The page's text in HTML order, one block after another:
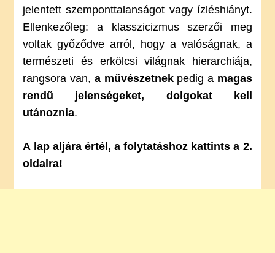
jelentett szemponttalanságot vagy ízléshiányt.
Ellenkezőleg: a klasszicizmus szerzői meg
voltak győződve arról, hogy a valóságnak, a
természeti és erkölcsi világnak hierarchiája,
rangsora van, a művészetnekpedig a magas
rendű jelenségeket, dolgokat kell
utánoznia.
A lap aljára értél, a folytatáshoz kattints a 2.
oldalra!